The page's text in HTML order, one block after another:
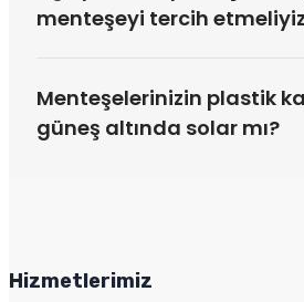
menteşeyi tercih
Menteşelerinizin plastik
güneş altında solar mı?
Hizmetlerimiz